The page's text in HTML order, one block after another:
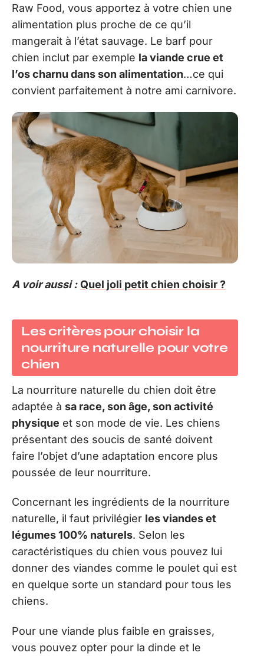
Raw Food, vous apportez à votre chien une
alimentation plus proche de ce qu’il
mangerait à l’état sauvage. Le barf pour
chien inclut par exemple la viande crue et
l’os charnu dans son alimentation…ce qui
convient parfaitement à notre ami carnivore.
A voir aussi : Quel joli petit chien choisir ?
Les critères pour choisir la
nourriture naturelle pour votre
chien
La nourriture naturelle du chien doit être
adaptée à sa race, son âge, son activité
physique et son mode de vie. Les chiens
présentant des soucis de santé doivent
faire l’objet d’une adaptation encore plus
poussée de leur nourriture.
Concernant les ingrédients de la nourriture
naturelle, il faut privilégier les viandes et
légumes 100% naturels. Selon les
caractéristiques du chien vous pouvez lui
donner des viandes comme le poulet qui est
en quelque sorte un standard pour tous les
chiens.
Pour une viande plus faible en graisses,
vous pouvez opter pour la dinde et le